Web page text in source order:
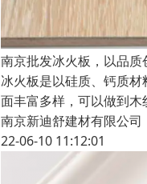
南京批发冰火板，以品质
冰火板是以硅质、钙质
面丰富多样，可以做到
南京新迪舒建材有限公司
22-06-10 11:12:01